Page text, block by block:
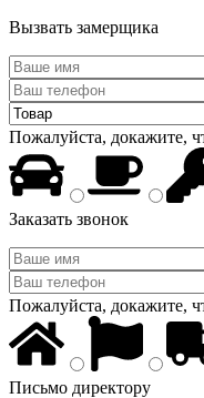
Вызвать замерщика
Пожалуйста, докажите,
Заказать звонок
Пожалуйста, докажите,
Письмо директору